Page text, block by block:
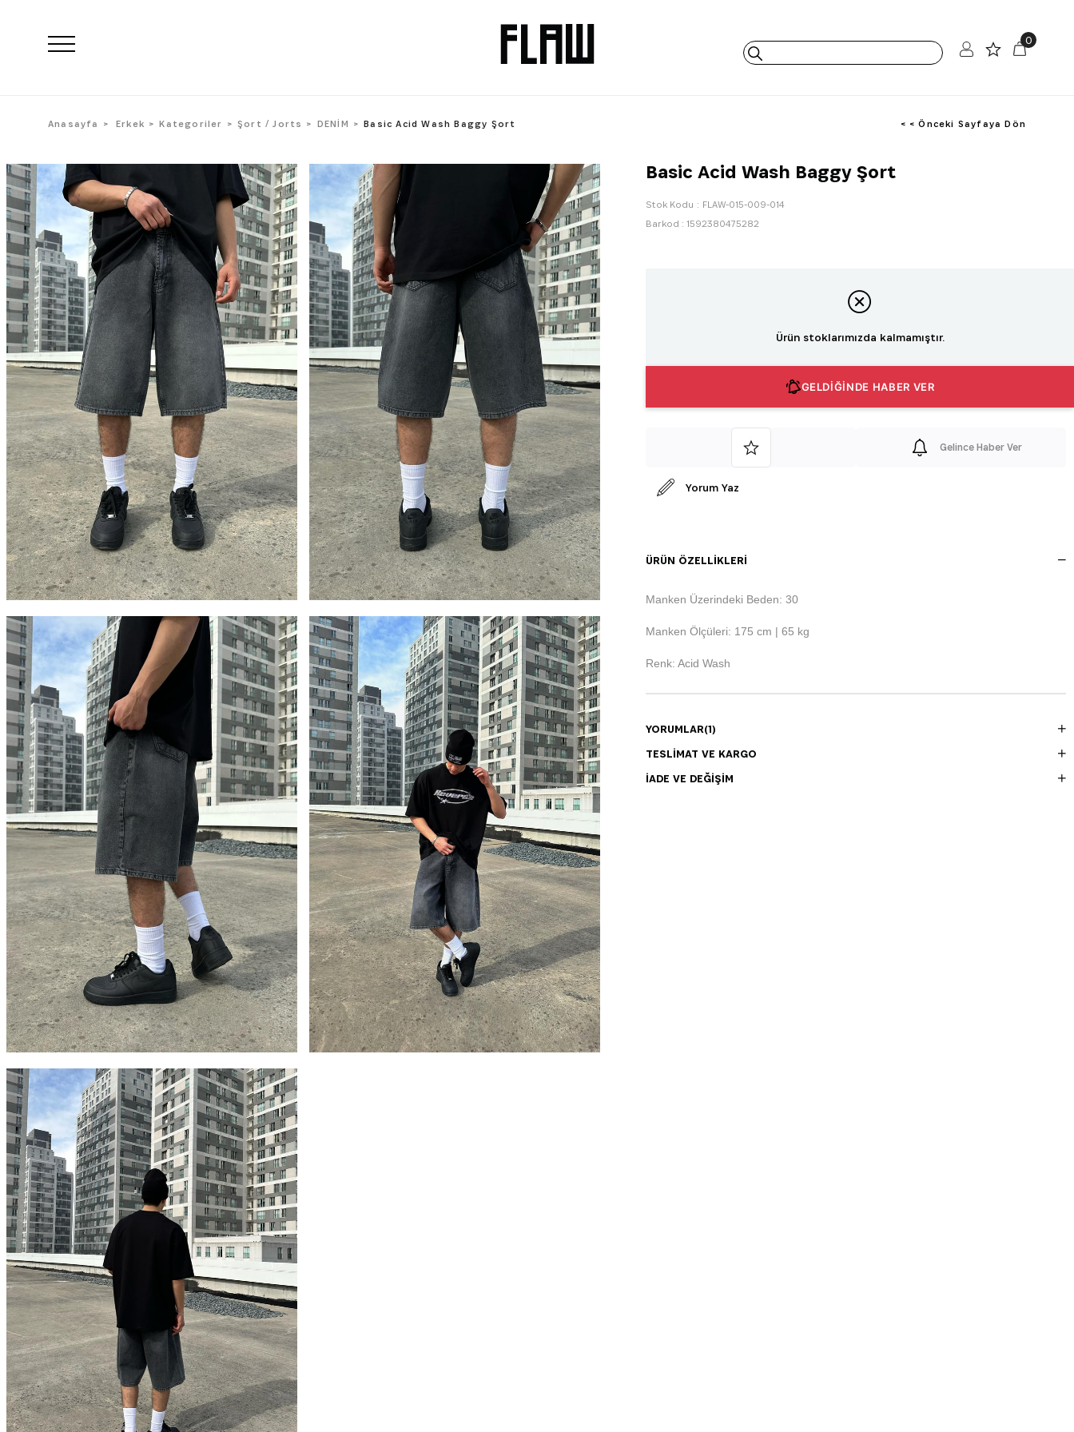
0
Anasayfa Erkek Kategoriler Şort / Jorts DENİM Basic Acid Wash Baggy Şort < < Önceki Sayfaya Dön
Basic Acid Wash Baggy Şort
Stok Kodu
FLAW-015-009-014
Barkod : 1592380475282
Ürün stoklarımızda kalmamıştır.
GELDİĞİNDE HABER VER
Gelince Haber Ver
Yorum Yaz
ÜRÜN ÖZELLIKLERI
Manken Üzerindeki Beden: 30
Manken Ölçüleri: 175 cm | 65 kg
Renk: Acid Wash
YORUMLAR(1)
TESLIMAT VE KARGO
İADE VE DEĞIŞIM